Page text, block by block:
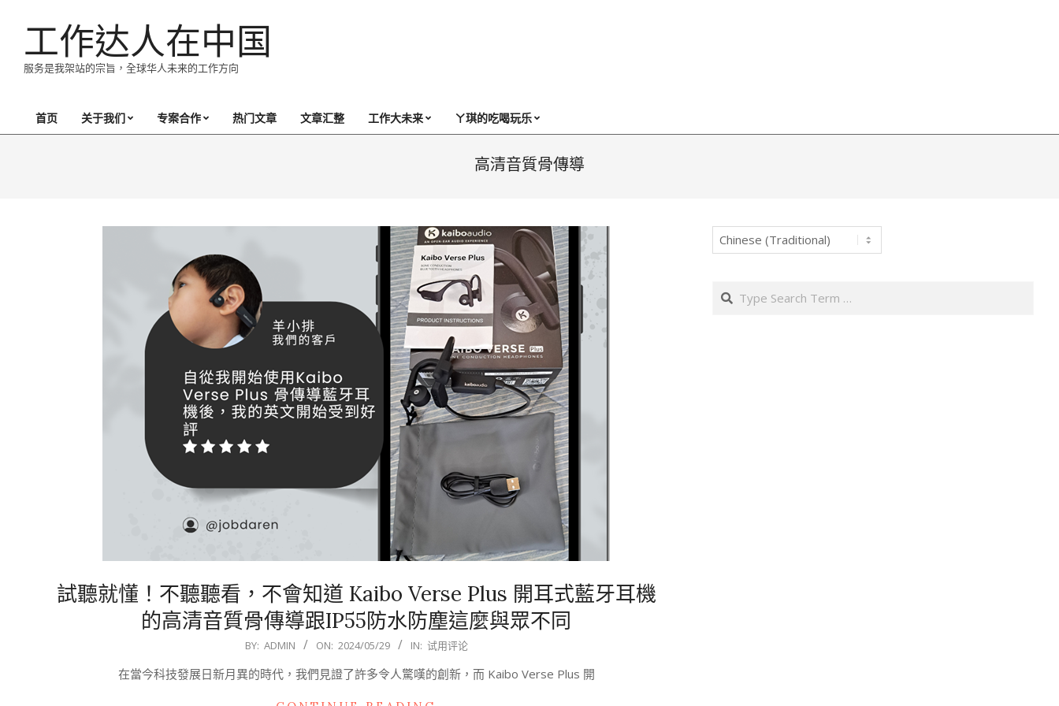
工作达人在中国
服务是我架站的宗旨，全球华人未来的工作方向
Primary
首页 关于我们 专案合作 热门文章 文章汇整 工作大未来 ㄚ琪的吃喝玩乐
高清音質骨傳導
試聽就懂！不聽聽看，不會知道 Kaibo Verse Plus 開耳式藍牙耳機
的高清音質骨傳導跟IP55防水防塵這麼與眾不同
BY: ADMIN ON: 2024/05/29 IN: 试用评论
在當今科技發展日新月異的時代，我們見證了許多令人驚嘆的創新，而 Kaibo Verse Plus 開
Search